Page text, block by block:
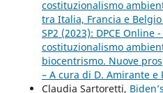
costituzionalismo
tra Italia, Francia e Belgio
SP2 (2023): DPCE Online
costituzionalismo
biocentrismo. Nuove
– A cura di D. Amirante e
Claudia Sartoretti,